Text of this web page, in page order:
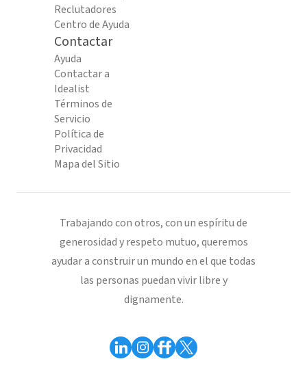
Reclutadores
Centro de Ayuda
Contactar
Ayuda
Contactar a
Idealist
Términos de
Servicio
Política de
Privacidad
Mapa del Sitio
Trabajando con otros, con un espíritu de
generosidad y respeto mutuo, queremos
ayudar a construir un mundo en el que todas
las personas puedan vivir libre y
dignamente.